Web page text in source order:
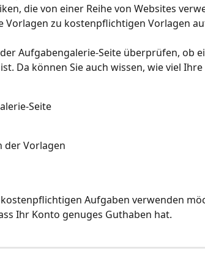
die von einer Reihe von Websites
Vorlagen zu kostenpflichtigen Vorlagen
Aufgabengalerie-Seite überprüfen, ob
Da können Sie auch wissen, wie viel
Seite
der Vorlagen
kostenpflichtigen Aufgaben verwenden
Ihr Konto genuges Guthaben hat.